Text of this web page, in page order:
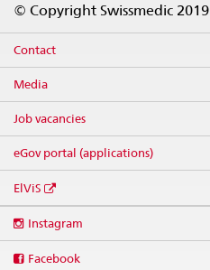
© Copyright Swissmedic 2019
Contact
Media
Job vacancies
eGov portal (applications)
ElViS
media
Instagram
Facebook